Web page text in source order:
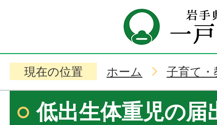
現在の位置 ホーム 子育て・
低出生体重児の届